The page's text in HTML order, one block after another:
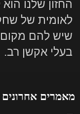
החזון שלנו
לאומית של
שיש להם
בעלי אקשן רב.
מאמרים אחרונים